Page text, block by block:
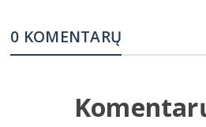
0 KOMENTARŲ